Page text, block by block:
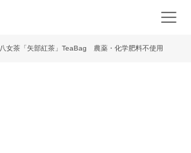
八女茶「矢部紅茶」TeaBag 農薬・化学肥料不使用